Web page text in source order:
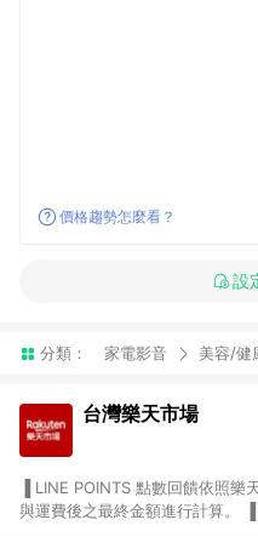
價格趨勢怎麼看？
設
分類： 家電影音 美容/健
台灣樂天市場
與運費後之最終金額進行計算。 ▐ 注意事項 (1) 部分服務及店家